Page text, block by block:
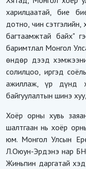
харилцаатай, бие
дотно, чин сэтгэлийн,
багтаамжтай байх"
баримтлал Монгол
өндөр дээд
солилцоо, иргэд
ажиллаж, үр дүнд
байгуулалтын шинэ
Хоёр орны хувь
шалтгаан нь хоёр
юм. Монгол Улсын
Л.Оюун-Эрдэнэ нар
Жиньпин даргатай